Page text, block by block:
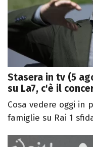
Stasera in tv (5
su La7, c'è il
Cosa vedere oggi in
famiglie su Rai 1